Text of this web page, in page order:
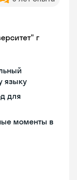
г
языку
для
моменты в